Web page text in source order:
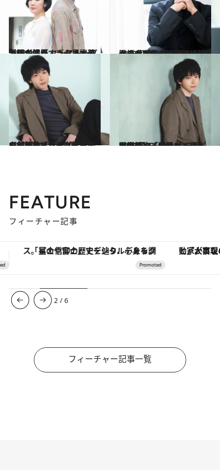
2021.9.9
漫画が好きすぎる黒木華＆柄本佑が ノンストップで語る濃厚エンタメ談義
カルチャー 2022.12.9
一橋大学から映画の世界へ 三宅唱監督が挑んだボクシング作 『ケイコ 目を澄ませて』の世界観
カルチャー
2022.5.20
中村倫也インタビュー【前篇】「どんな結果でも“心中”できる仲間と」ミミックオクトパス俳優の創作論
カルチャー 2022.5.20
中村倫也インタビュー【後篇】「犠牲なく美しいのが、一番いい」日本を牽引する俳優が“自意識”を語る
カルチャー
FEATURE
フィーチャー記事
「大事なのは地域の意識を変えること」。ロレックス賞受賞の自然保護活動家が実現させたナイジェリアの自然環境の復活 【夏限定ディナーコース】旬を
3 /6
フィーチャー記事一覧